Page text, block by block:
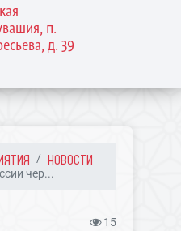
п.
д. 39
НОВОСТИ
чер...
15